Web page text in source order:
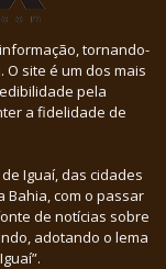
tornando-
site é um dos mais
pela
a fidelidade de
Iguaí, das cidades
Bahia, com o passar
de notícias sobre
adotando o lema